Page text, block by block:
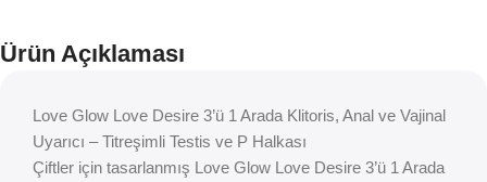
Ürün Açıklaması
Love Glow Love Desire 3’ü 1 Arada Klitoris, Anal ve Vajinal
Uyarıcı – Titreşimli Testis ve P Halkası
Çiftler için tasarlanmış Love Glow Love Desire 3’ü 1 Arada